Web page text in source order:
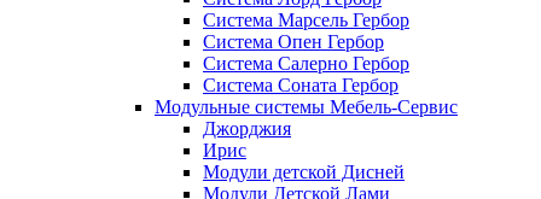
Система Марсель Гербор
Система Опен Гербор
Система Салерно Гербор
Система Соната Гербор
Модульные системы Мебель-Сервис
Джорджия
Ирис
Модули детской Дисней
Модули Детской Лами